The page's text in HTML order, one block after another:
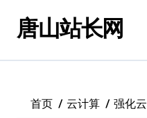
唐山站长网
首页 云计算 强化